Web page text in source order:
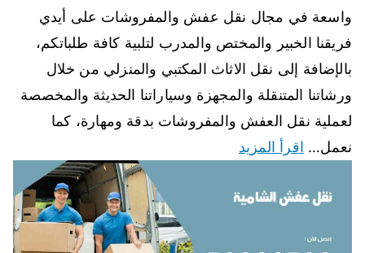
واسعة في مجال نقل عفش والمفروشات على أيدي
فريقنا الخبير والمختص والمدرب لتلبية كافة طلباتكم،
بالإضافة إلى نقل الاثاث المكتبي والمنزلي من خلال
ورشاتنا المتنقلة والمجهزة وسياراتنا الحديثة والمخصصة
لعملية نقل العفش والمفروشات بدقة ومهارة، كما
نعمل… اقرأ المزيد